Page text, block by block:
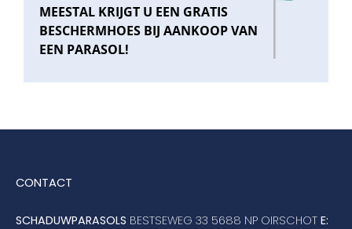
MEESTAL KRIJGT U EEN GRATIS
BESCHERMHOES BIJ AANKOOP VAN
EEN PARASOL!
CONTACT
SCHADUWPARASOLS BESTSEWEG 33 5688 NP OIRSCHOT E: